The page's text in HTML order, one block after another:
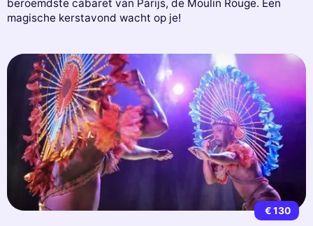
beroemdste cabaret van Parijs, de Moulin Rouge. Een
magische kerstavond wacht op je!
€ 130